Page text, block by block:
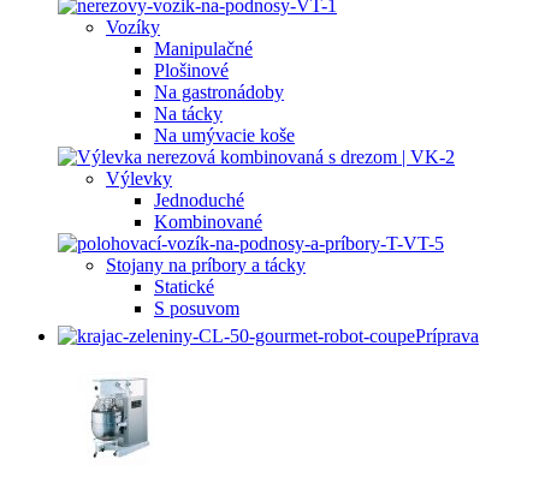
Vozíky
Manipulačné
Plošinové
Na gastronádoby
Na tácky
Na umývacie koše
Výlevky
Jednoduché
Kombinované
Stojany na príbory a tácky
Statické
S posuvom
Príprava